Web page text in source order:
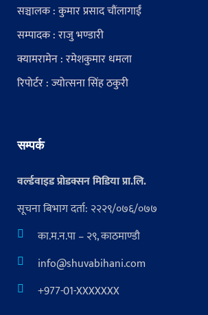
सञ्चालक : कुमार प्रसाद चौंलागाईं
सम्पादक : राजु भण्डारी
क्यामरामेन : रमेशकुमार धमला
रिपोर्टर : ज्योत्सना सिंह ठकुरी
सम्पर्क
वर्ल्डवाइड प्रोडक्सन मिडिया प्रा.लि.
सूचना बिभाग दर्ता: २२२९/०७६/०७७
का.म.न.पा – २९, काठमाण्डौ
info@shuvabihani.com
+977-01-XXXXXXX